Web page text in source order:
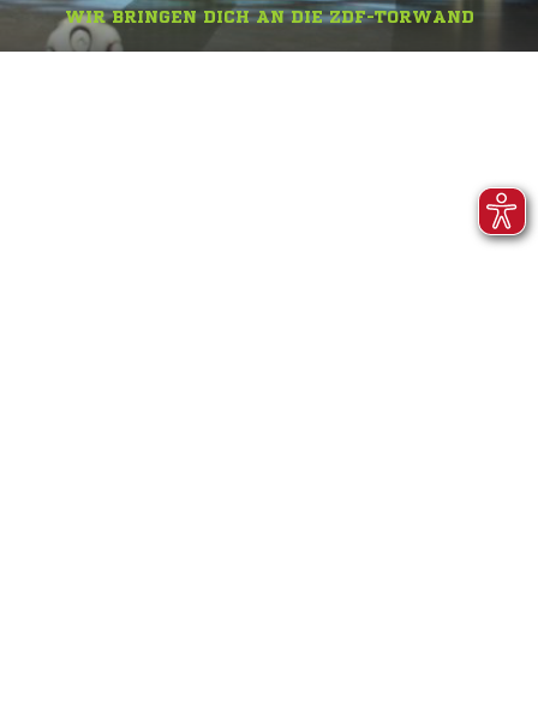
WIR BRINGEN DICH AN DIE ZDF-TORWAND